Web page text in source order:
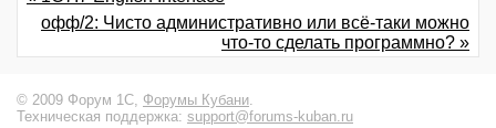
офф/2: Чисто административно или всё-таки можно
что-то сделать программно? »
© 2009 Форум 1С, Форумы Кубани.
Техническая поддержка: support@forums-kuban.ru